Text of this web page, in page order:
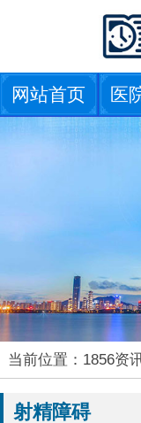
网站首页 医
当前位置： 1856资
射精障碍